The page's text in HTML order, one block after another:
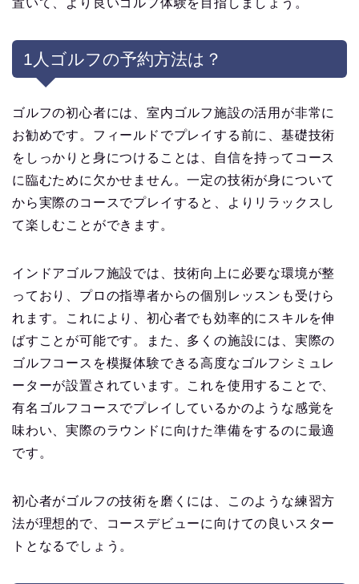
1人ゴルフの予約方法は？
ゴルフの初心者には、室内ゴルフ施設の活用が非常に
お勧めです。フィールドでプレイする前に、基礎技術
をしっかりと身につけることは、自信を持ってコース
に臨むために欠かせません。一定の技術が身について
から実際のコースでプレイすると、よりリラックスし
て楽しむことができます。
インドアゴルフ施設では、技術向上に必要な環境が整
っており、プロの指導者からの個別レッスンも受けら
れます。これにより、初心者でも効率的にスキルを伸
ばすことが可能です。また、多くの施設には、実際の
ゴルフコースを模擬体験できる高度なゴルフシミュレ
ーターが設置されています。これを使用することで、
有名ゴルフコースでプレイしているかのような感覚を
味わい、実際のラウンドに向けた準備をするのに最適
です。
初心者がゴルフの技術を磨くには、このような練習方
法が理想的で、コースデビューに向けての良いスター
トとなるでしょう。